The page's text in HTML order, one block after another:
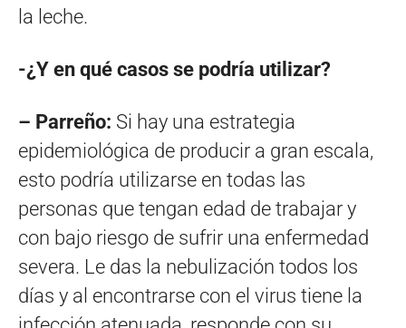
la leche.
-¿Y en qué casos se podría utilizar?
– Parreño: Si hay una estrategia
epidemiológica de producir a gran escala,
esto podría utilizarse en todas las
personas que tengan edad de trabajar y
con bajo riesgo de sufrir una enfermedad
severa. Le das la nebulización todos los
días y al encontrarse con el virus tiene la